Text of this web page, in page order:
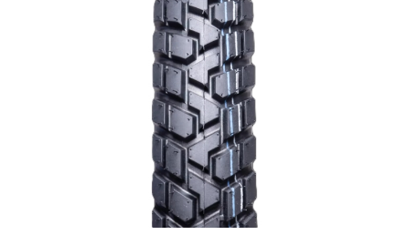
https://www.doctortrotineta.ro/lumini
https://www.doctortrotineta.ro/cadru